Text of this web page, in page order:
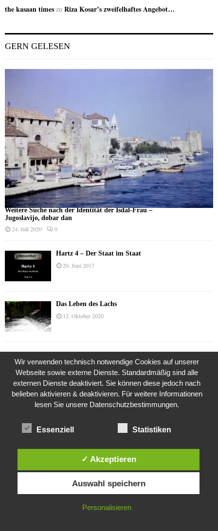
the kasaan times zu Riza Kosar’s zweifelhaftes Angebot…
GERN GELESEN
Weitere Suche nach der Identität der Isdal-Frau –
Jugoslavijo, dobar dan
24. Juli 2020 0
Hartz 4 – Der Staat im Staat
20. Juni 2017
Das Leben des Lachs
12. Oktober 2020
9. Juli 2018
Was ist denn das? -Mars „SOL 735“ Rover Curiosity
Die Brexit-Lüge (1/8 Teil)
Die Straße radikalisiert jeden Tag ein Stückchen
Diese Website verwendet Cookies. Durch die weitere Nutzung dieser
Website stimmst du der Verwendung von Cookies zu.
IN ORDNUNG
Wir verwenden technisch notwendige Cookies auf unserer
Webseite sowie externe Dienste. Standardmäßig sind alle
externen Dienste deaktiviert. Sie können diese jedoch nach
belieben aktivieren & deaktivieren. Für weitere Informationen
lesen Sie unsere Datenschutzbestimmungen.
Essenziell Statistiken
✓ Akzeptieren
Auswahl speichern
Personalisieren